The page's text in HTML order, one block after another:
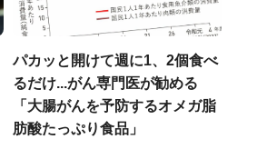
パカッと開けて週に1、2個食べ
るだけ...がん専門医が勧める
「大腸がんを予防するオメガ脂
肪酸たっぷり食品」